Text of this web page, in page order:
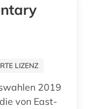
LIZENZ
2019
von East-